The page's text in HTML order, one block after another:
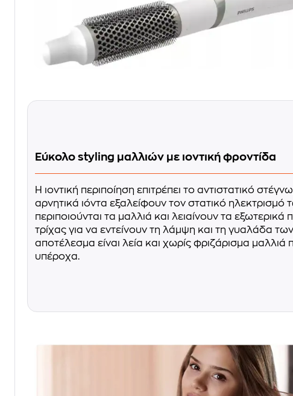
Εύκολο styling μαλλιών με ιοντική φροντίδα
Η ιοντική περιποίηση επιτρέπει το αντιστατικό
αρνητικά ιόντα εξαλείφουν τον στατικό ηλεκτρισμό
περιποιούνται τα μαλλιά και λειαίνουν τα εξωτερικά
τρίχας για να εντείνουν τη λάμψη και τη γυαλάδα
αποτέλεσμα είναι λεία και χωρίς φριζάρισμα
υπέροχα.